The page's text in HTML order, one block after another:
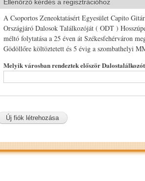
Ellenőrző kérdés a regisztrációhoz
A Csoportos Zeneoktatásért Egyesület Capito
Országjáró Dalosok Találkozóját ( ODT )
méltó folytatása a 25 éven át Székesfehérváron
Gödöllőre költöztetett és 5 évig a szombathelyi
Melyik városban rendeztek először